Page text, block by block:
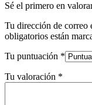
Sé el primero en
Tu dirección de correo
obligatorios están
Tu puntuación *
Tu valoración *